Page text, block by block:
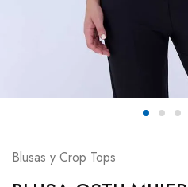
Blusas y Crop Tops